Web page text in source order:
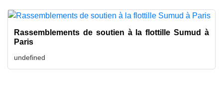
Rassemblements de soutien à la flottille Sumud à
Paris
undefined